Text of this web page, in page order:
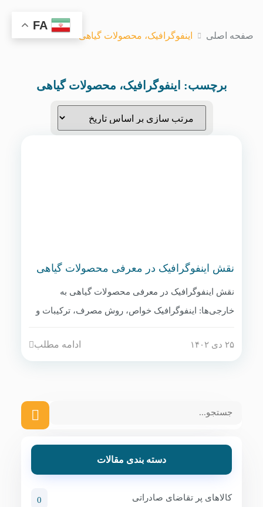
صفحه اصلی اینفوگرافیک، محصولات گیاهی
برچسب: اینفوگرافیک، محصولات گیاهی
دسته بندی مقالات
کالاهای پر تقاضای صادراتی 0
نقش اینفوگرافیک در معرفی محصولات گیاهی
نقش اینفوگرافیک در معرفی محصولات گیاهی به
خارجی‌ها: اینفوگرافیک خواص، روش مصرف، ترکیبات و
نمایشگاه‌ها، وب‌سایت، ایمیل مارکتینگ و کاتالوگ دیجیتال
۲۵ دی ۱۴۰۲ ادامه مطلب
FA